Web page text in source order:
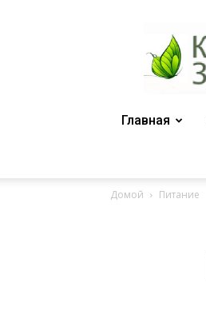
Главная
Домой Питание